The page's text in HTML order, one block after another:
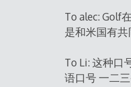
To alec: Golf
是和米国有共
To Li: 这种口
语口号 一二